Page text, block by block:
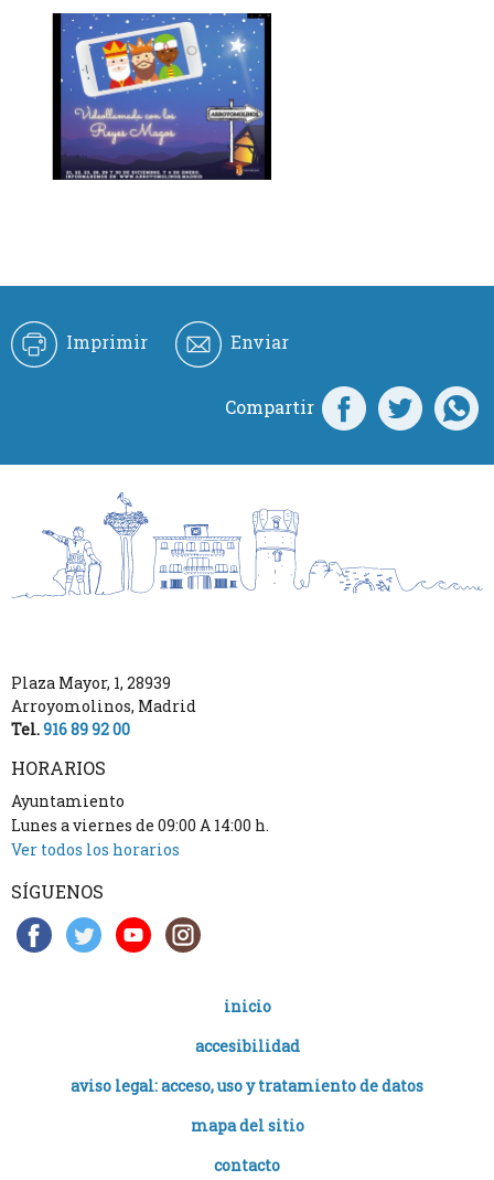
Imprimir Enviar
Compartir
Plaza Mayor, 1, 28939
Arroyomolinos, Madrid
Tel.916 89 92 00
HORARIOS
Ayuntamiento
Lunes a viernes de 09:00 A 14:00 h.
Ver todos los horarios
SÍGUENOS
inicio
accesibilidad
aviso legal: acceso, uso y tratamiento de datos
mapa del sitio
contacto